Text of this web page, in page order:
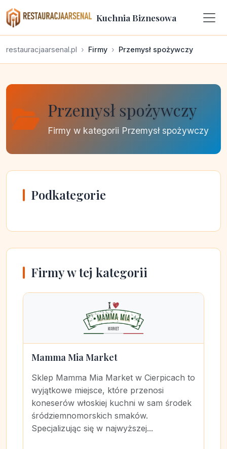
Kuchnia Biznesowa
restauracjaarsenal.pl Firmy Przemysł spożywczy
Przemysł spożywczy
Firmy w kategorii Przemysł spożywczy
Podkategorie
Firmy w tej kategorii
Mamma Mia Market
Sklep Mamma Mia Market w Cierpicach to
wyjątkowe miejsce, które przenosi
koneserów włoskiej kuchni w sam środek
śródziemnomorskich smaków.
Specjalizując się w najwyższej...